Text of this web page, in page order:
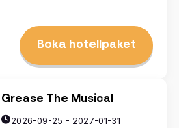
augusti 2026
sön
12 13 14 15
19 20 21 22
26
2 3 4 5
Boka hotellpaket
Grease The Musical
2026-09-25 - 2027-01-31